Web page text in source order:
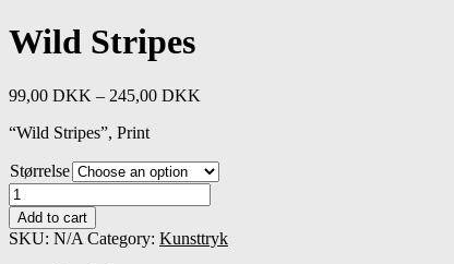
Wild Stripes
99,00 DKK – 245,00 DKK
“Wild Stripes”, Print
Størrelse
Wild
Stripes
quantity
Add to cart
SKU: N/A Category: Kunsttryk